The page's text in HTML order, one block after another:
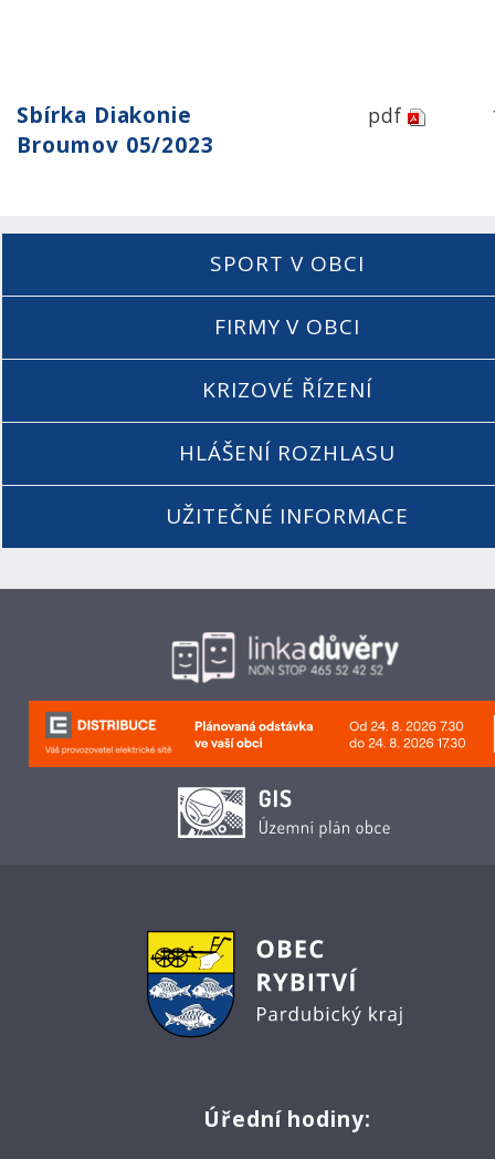
Sbírka Diakonie
Broumov 05/2023
pdf
SPORT V OBCI
FIRMY V OBCI
KRIZOVÉ ŘÍZENÍ
HLÁŠENÍ ROZHLASU
UŽITEČNÉ INFORMACE
Úřední hodiny: